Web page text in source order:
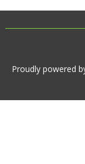
Proudly powered